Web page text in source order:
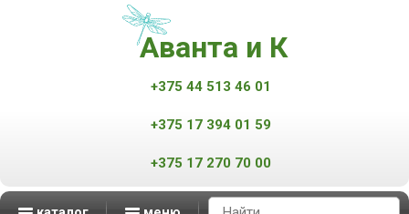
Аванта и К
+375 44 513 46 01
+375 17 394 01 59
+375 17 270 70 00